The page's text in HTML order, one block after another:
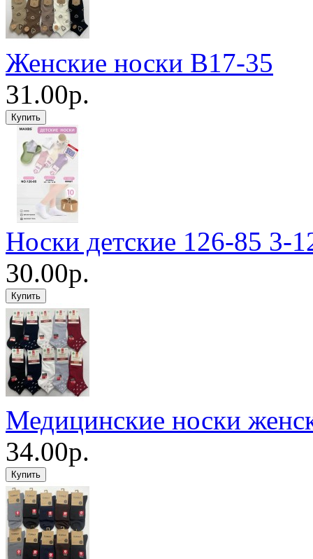
Женские носки B17-35
31.00р.
Носки детские 126-85 3-
30.00р.
Медицинские носки
34.00р.